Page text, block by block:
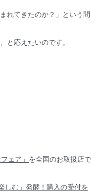
れてきたのか？」という問
と応えたいのです。
ェア」 を全国のお取扱店で
しむ」発酵！購入の受付を